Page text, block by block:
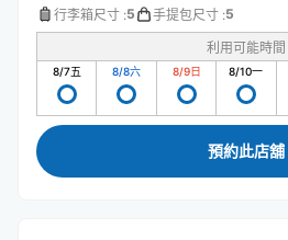
行李箱尺寸 :5 手提包尺寸 :5
利用可能時間
8/7五 8/8六 8/9日 8/10一
預約此店舖